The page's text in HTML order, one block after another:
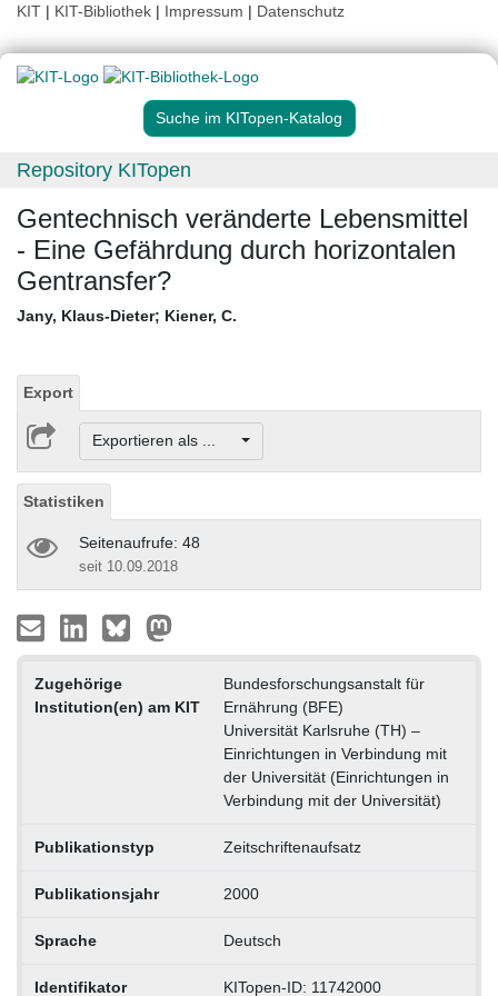
KIT | KIT-Bibliothek | Impressum | Datenschutz
Suche im KITopen-Katalog
Repository KITopen
Gentechnisch veränderte Lebensmittel
- Eine Gefährdung durch horizontalen
Gentransfer?
Jany, Klaus-Dieter; Kiener, C.
Export
Exportieren als ...
Statistiken
Seitenaufrufe: 48
seit 10.09.2018
Zugehörige
Institution(en) am KIT
Bundesforschungsanstalt für
Ernährung (BFE)
Universität Karlsruhe (TH) –
Einrichtungen in Verbindung mit
der Universität (Einrichtungen in
Verbindung mit der Universität)
Publikationstyp Zeitschriftenaufsatz
Publikationsjahr 2000
Sprache Deutsch
Identifikator KITopen-ID: 11742000